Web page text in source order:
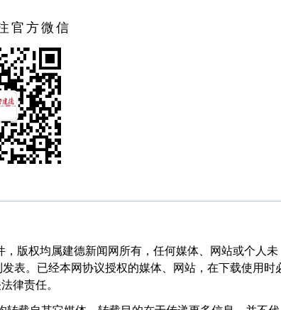
官方微信
版权均属建德新闻网所有，任何媒体、网站或个人未
表。已经本网协议授权的媒体、网站，在下载使用时
律责任。